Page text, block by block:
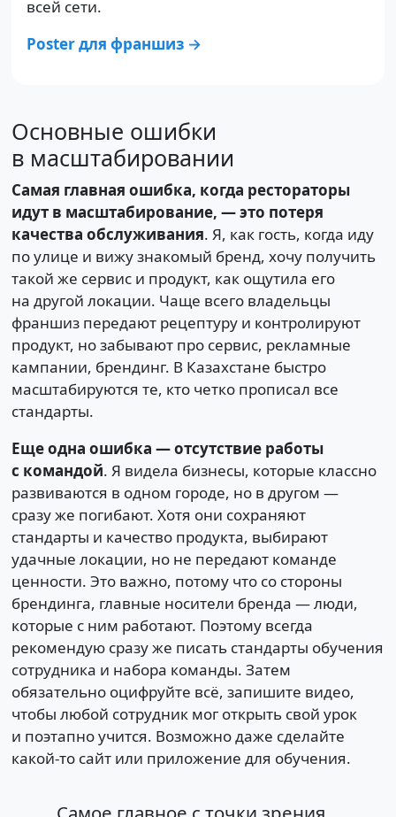
всей сети.
Poster для франшиз →
Основные ошибки
в масштабировании
Самая главная ошибка, когда рестораторы
идут в масштабирование, — это потеря
качества обслуживания. Я, как гость, когда иду
по улице и вижу знакомый бренд, хочу получить
такой же сервис и продукт, как ощутила его
на другой локации. Чаще всего владельцы
франшиз передают рецептуру и контролируют
продукт, но забывают про сервис, рекламные
кампании, брендинг. В Казахстане быстро
масштабируются те, кто четко прописал все
стандарты.
Еще одна ошибка — отсутствие работы
с командой. Я видела бизнесы, которые классно
развиваются в одном городе, но в другом —
сразу же погибают. Хотя они сохраняют
стандарты и качество продукта, выбирают
удачные локации, но не передают команде
ценности. Это важно, потому что со стороны
брендинга, главные носители бренда — люди,
которые с ним работают. Поэтому всегда
рекомендую сразу же писать стандарты обучения
сотрудника и набора команды. Затем
обязательно оцифруйте всё, запишите видео,
чтобы любой сотрудник мог открыть свой урок
и поэтапно учится. Возможно даже сделайте
какой-то сайт или приложение для обучения.